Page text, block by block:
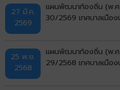
27 มี.ค.
2569
แผนพัฒนาท้องถิ่น (พ.
30/2569 เทศบาลเมือง
25 พ.ย.
2568
แผนพัฒนาท้องถิ่น (พ.
29/2568 เทศบาลเมือง